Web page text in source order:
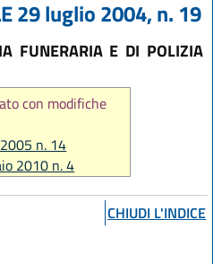
29 luglio 2004, n. 19
FUNERARIA E DI POLIZIA
con modifiche
n. 14
2010 n. 4
CHIUDI L'INDICE